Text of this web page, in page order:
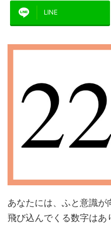
LINE
あなたには、ふと意識が
飛び込んでくる数字はあ